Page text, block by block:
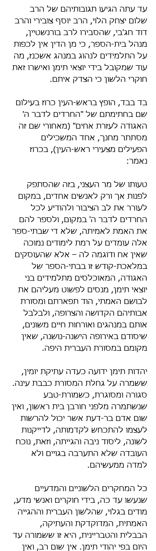
עד עתה הגיעו תגובותיהם של הרב
שלום יצחק הלוי, הרב יוסף צובירי והרב
דוד חג'בי, שהסבירו לרב בורנשטיין,
מנהל בית-הספר, כי מן הדין אין לכפות
על התלמידים לנהוג במנהג אשכנז, מה
עוד שמקובל בידי יוצאי תימן ואישרו זאת
חוקרי הלשון כי הצדק איתם.
בד בבד, הופץ בראש-העין כרוז בעילום
שם בחתימתם של "החרדים לדבר ה'
האגודה לעזרת אחים" (מאחורי שם זה
מסתתר מחנך, אחד המשכילים
הפעילים מצעירי ראש-העין), בכרוז
נאמר:
טעותו של מר העצני, בזה שהסתפק
לפנות אך ורק לאנשים אחדים, במקום
לעורר את לב הציבור ולהודיע לכל
החרדים לדבר ה' במקום, ולספר להם
את האמת לאמיתה, שלא די שבתי-ספר
אלה עומדים על רמת לימודים נמוכה
שאין אח ודוגמה לה – אלא שהעוסקים
במלאכת-קודש זו בבתי-הספר של
האגודה, המאוכלסים מתלמידים בני
יוצאי תימן, מנסים לפשוט מעליהם את
לבושם האמתי, הוד תפארתם ומסורת
אבותיהם הקדושה והצרופה, ולבלבל
אותם במנהגים ואורחות חיים משונים,
שיסודם באירופה הישנה-נושנה, שאין
מקומם במסורת העברית היפה.
יהדות תימן ידועה כעדה עתיקת יומין,
ששמרה על גחלת המסורת כבבת עינה.
סגורה ומסוגרת, כשמורת-טבע
שנשתמרה מלפני חורבן בית ראשון, ואין
שום אדם בר-דעת אשר יכול להרשות
לעצמו להתכחש לקדמותה, לדייקנות
לשונה, ליסוד ניבה והגייתה, וזאת, נוכח
העובדה שלא התערבה בגויים ולא
למדה ממעשיהם.
כל המחקרים הלשוניים והמדעיים
שנעשו עד כה, בידי חוקרים ואנשי מדע,
מודים בגלוי, שהלשון העברית וההגייה
האמתית, המדוקדקת והעתיקה,
הבבלית והטבריינית, היא זו ששמורה עד
היום בפי יהודי תימן. אין שום רב, ואין